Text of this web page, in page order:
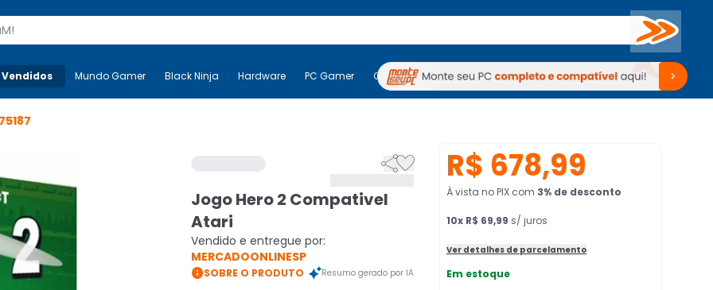
Buscar
Mais-v- Mundo Gamer Black Ninja Hardware PC Gamer Computadores Periféricos TV Venda no KaBuM!
Mundo Gamer Black Ninja Hardware PC Gamer Computadores Periféricos TV Venda no KaBuM!

Jogo Hero 2 Compativel
Atari
Vendido e entregue por:
MERCADOONLINESP
SOBRE O PRODUTO Resumo gerado por IA
R$ 678,99
À vista no PIX com 3% de desconto
10x R$ 69,99 s/ juros
Ver detalhes de parcelamento
Em estoque